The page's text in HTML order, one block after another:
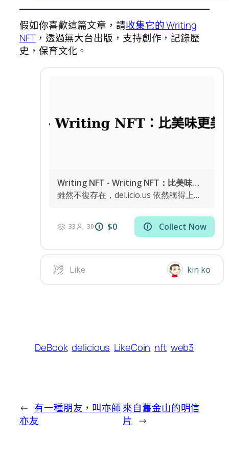
假如你喜歡這篇文章，請收集它的 Writing
NFT，透過無大台出版，支持創作，記錄歷
史，保育文化。
DeBook delicious LikeCoin nft web3
← 有一種朋友，叫亦師
亦友
來自舊金山的明信
片 →